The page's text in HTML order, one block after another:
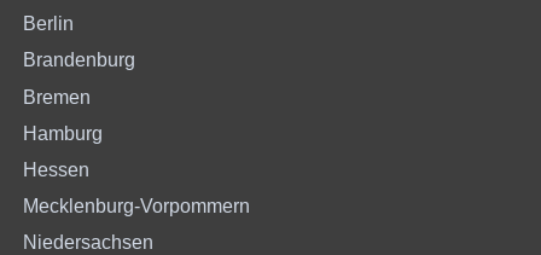
Berlin
Brandenburg
Bremen
Hamburg
Hessen
Mecklenburg-Vorpommern
Niedersachsen